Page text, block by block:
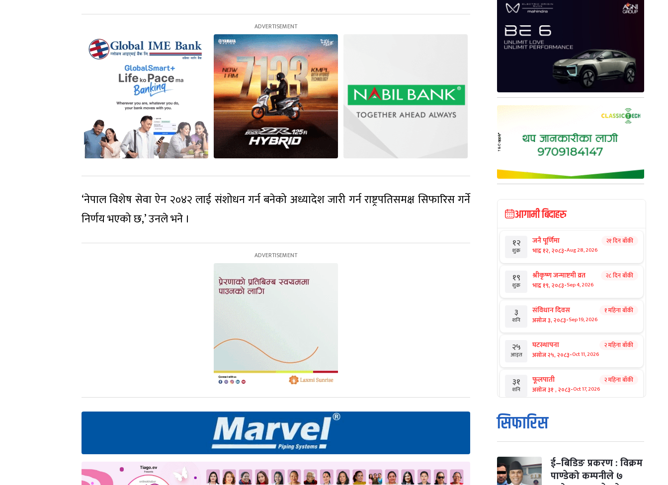
‘नेपाल विशेष सेवा ऐन २०४२ लाई संशोधन गर्न बनेको अध्यादेश जारी गर्न राष्ट्रपतिसमक्ष सिफारिस गर्ने
निर्णय भएको छ,’ उनले भने ।
आगामी बिदाहरु
१२
शुक्र
जनै पूर्णिमा
भाद्र १२, २०८३-Aug 28, 2026
२१ दिन बाँकी
१९
शुक्र
श्रीकृष्ण जन्माष्टमी व्रत
भाद्र १९, २०८३-Sep 4, 2026
२८ दिन बाँकी
३
शनि
संविधान दिवस
असोज ३, २०८३-Sep 19, 2026
१ महिना बाँकी
२५
आइत
घटस्थापना
असोज २५, २०८३-Oct 11, 2026
२ महिना बाँकी
३१
शनि
फूलपाती
असोज ३१ , २०८३-Oct 17, 2026
२ महिना बाँकी
१
आइत
कार्तिक सङ्क्रान्ति
कार्तिक १, २०८३
मंगल कार्तिक ३, २०८३-Oct 20, 2026
सिफारिस
ई–बिडिङ प्रकरण : विक्रम
पाण्डेको कम्पनीले ७